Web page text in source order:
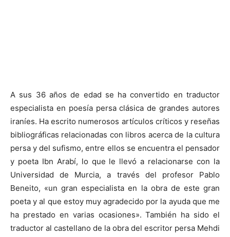
A sus 36 años de edad se ha convertido en traductor
especialista en poesía persa clásica de grandes autores
iraníes. Ha escrito numerosos artículos críticos y reseñas
bibliográficas relacionadas con libros acerca de la cultura
persa y del sufismo, entre ellos se encuentra el pensador
y poeta Ibn Arabí, lo que le llevó a relacionarse con la
Universidad de Murcia, a través del profesor Pablo
Beneito, «un gran especialista en la obra de este gran
poeta y al que estoy muy agradecido por la ayuda que me
ha prestado en varias ocasiones». También ha sido el
traductor al castellano de la obra del escritor persa Mehdi